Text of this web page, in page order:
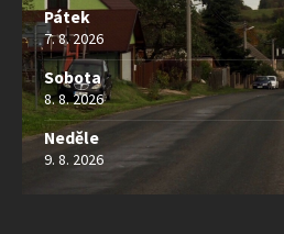
Pátek
7. 8. 2026
Sobota
8. 8. 2026
Neděle
9. 8. 2026